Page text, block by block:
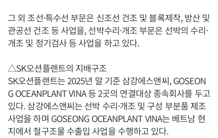
그 외 조선·특수선 부문은 신조선 건조 및 블록제작, 방산 및
관공선 건조 등 사업을, 선박수리·개조 부문은 선박의 수리·
개조 및 정기검사 등 사업을 하고 있다.
△SK오션플랜트의 지배구조
SK오션플랜트는 2025년 말 기준 삼강에스앤씨, GOSEON
G OCEANPLANT VINA 등 2곳의 연결대상 종속회사를 두고
있다. 삼강에스앤씨는 선박 수리·개조 및 구성 부분품 제조
사업을 하며 GOSEONG OCEANPLANT VINA는 베트남 현
지에서 철구조물 수출입 사업을 수행하고 있다.